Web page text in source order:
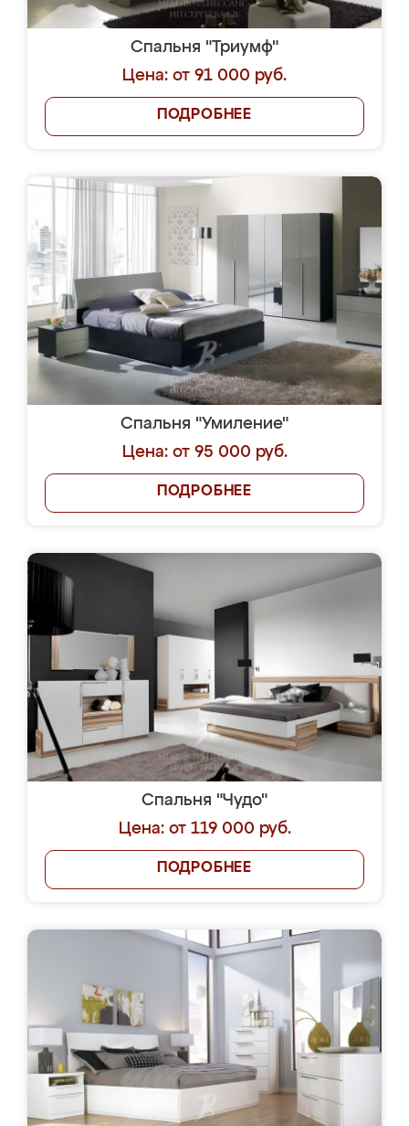
Спальня "Триумф"
Цена: от 91 000 руб.
ПОДРОБНЕЕ
Спальня "Умиление"
Цена: от 95 000 руб.
ПОДРОБНЕЕ
Спальня "Чудо"
Цена: от 119 000 руб.
ПОДРОБНЕЕ